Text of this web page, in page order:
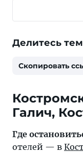
Делитесь
Скопировать
Галич,
Где
отелей — в